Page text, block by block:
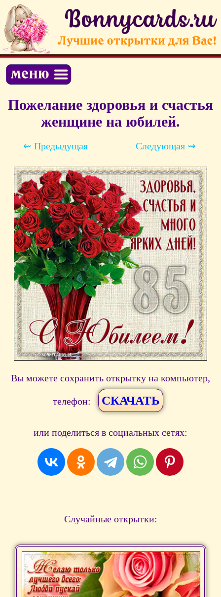
Пожелание здоровья и счастья
женщине на юбилей.
⇜ Предыдущая Следующая ⇝
Вы можете сохранить открытку на компьютер,
телефон: СКАЧАТЬ
или поделиться в социальных сетях:
Случайные открытки: